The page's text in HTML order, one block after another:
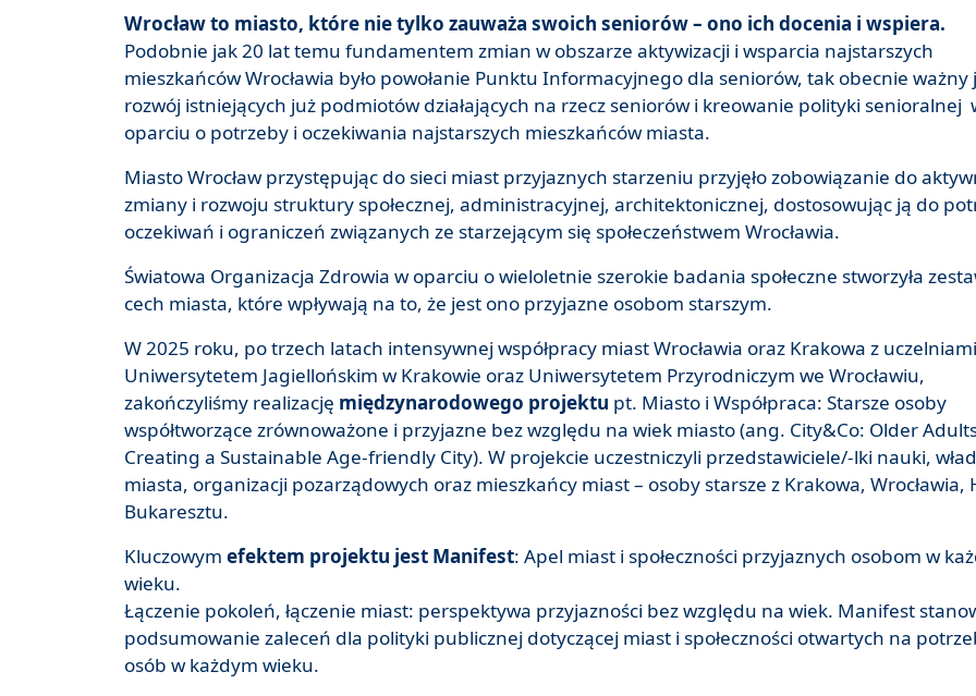
Wrocław to miasto, które nie tylko zauważa swoich seniorów – ono ich docenia i wspiera.
Podobnie jak 20 lat temu fundamentem zmian w obszarze aktywizacji i wsparcia najstarszych
mieszkańców Wrocławia było powołanie Punktu Informacyjnego dla seniorów, tak obecnie ważny
rozwój istniejących już podmiotów działających na rzecz seniorów i kreowanie polityki senioralnej
oparciu o potrzeby i oczekiwania najstarszych mieszkańców miasta.
Miasto Wrocław przystępując do sieci miast przyjaznych starzeniu przyjęło zobowiązanie do
zmiany i rozwoju struktury społecznej, administracyjnej, architektonicznej, dostosowując ją do
oczekiwań i ograniczeń związanych ze starzejącym się społeczeństwem Wrocławia.
Światowa Organizacja Zdrowia w oparciu o wieloletnie szerokie badania społeczne stworzyła
cech miasta, które wpływają na to, że jest ono przyjazne osobom starszym.
W 2025 roku, po trzech latach intensywnej współpracy miast Wrocławia oraz Krakowa z
Uniwersytetem Jagiellońskim w Krakowie oraz Uniwersytetem Przyrodniczym we Wrocławiu,
zakończyliśmy realizację międzynarodowego projektu pt. Miasto i Współpraca: Starsze osoby
współtworzące zrównoważone i przyjazne bez względu na wiek miasto(ang. City&Co: Older
Creating a Sustainable Age-friendly City). W projekcie uczestniczyli przedstawiciele/-lki nauki,
miasta, organizacji pozarządowych oraz mieszkańcy miast – osoby starsze z Krakowa, Wrocławia,
Bukaresztu.
Kluczowym efektem projektu jest Manifest: Apel miast i społeczności przyjaznych osobom w
wieku.
Łączenie pokoleń, łączenie miast: perspektywa przyjazności bez względu na wiek. Manifest
podsumowanie zaleceń dla polityki publicznej dotyczącej miast i społeczności otwartych na
osób w każdym wieku.